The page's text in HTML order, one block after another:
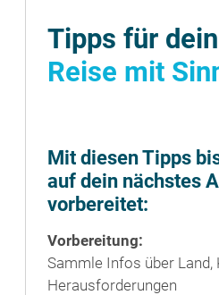
Tipps für
Reise mit
Mit diesen Tipps
auf dein nächstes
vorbereitet:
Vorbereitung:
Sammle Infos über Land,
Herausforderungen